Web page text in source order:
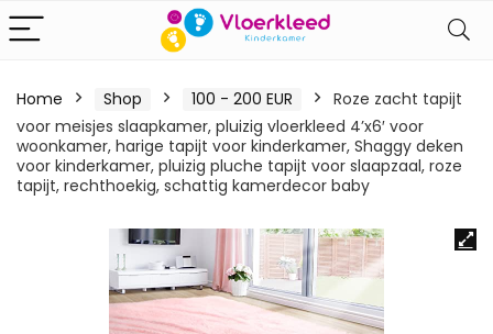
Home Shop 100 - 200 EUR
Roze zacht tapijt
voor meisjes slaapkamer, pluizig vloerkleed 4’x6′ voor
woonkamer, harige tapijt voor kinderkamer, Shaggy deken
voor kinderkamer, pluizig pluche tapijt voor slaapzaal, roze
tapijt, rechthoekig, schattig kamerdecor baby